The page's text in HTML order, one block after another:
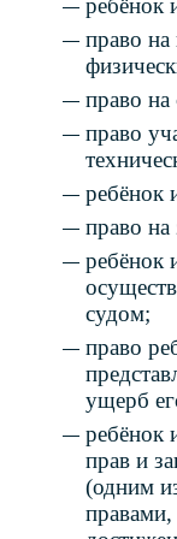
ребёнок
право на
право
право
ребёнок
право на
ребёнок
судом;
право
ущерб
ребёнок
прав и
(одним
правами,